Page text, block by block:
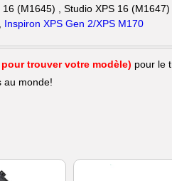
16 (M1645) , Studio XPS 16 (M1647) ,
Inspiron XPS Gen 2/XPS M170
trouver votre modèle) pour le
au monde!